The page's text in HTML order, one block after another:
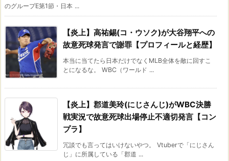
のグループE第1節・日本 ...
【炎上】高祐錫(コ・ウソク)が大谷翔平への
故意死球発言で謝罪【プロフィールと経歴】
本当に当てたら日本だけでなくMLB全体を敵に回すこ
とになるな。 WBC（ワールド ...
【炎上】郡道美玲(にじさんじ)がWBC決勝
戦実況で故意死球出場停止不適切発言【コン
プラ】
冗談でも言ってはいけないやつ。 Vtuberで「にじさん
じ」に所属している「郡道 ...